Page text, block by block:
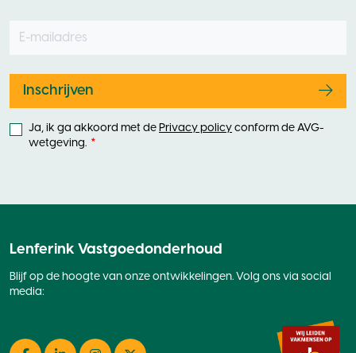
Leave
blank
Inschrijven
Ja, ik ga akkoord met de Privacy policy conform de AVG-
wetgeving.
Lenferink Vastgoedonderhoud
Blijf op de hoogte van onze ontwikkelingen. Volg ons via social
media: